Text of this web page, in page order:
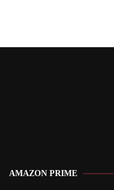
AMAZON PRIME